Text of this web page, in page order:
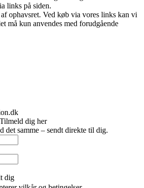
links på siden.
ophavsret. Ved køb via vores links kan vi
må kun anvendes med forudgående
dig her
det samme – sendt direkte til dig.
dig